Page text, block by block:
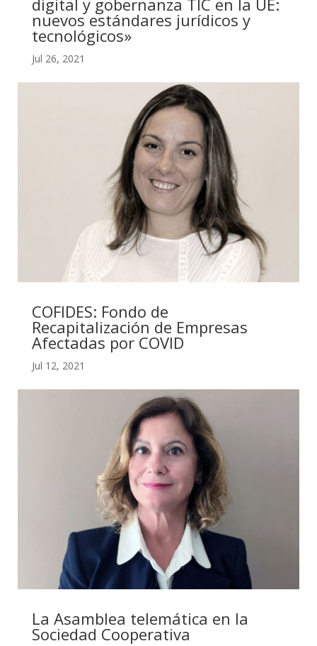
nuevos estándares jurídicos y
tecnológicos»
Jul 26, 2021
COFIDES: Fondo de
Recapitalización de Empresas
Afectadas por COVID
Jul 12, 2021
La Asamblea telemática en la
Sociedad Cooperativa